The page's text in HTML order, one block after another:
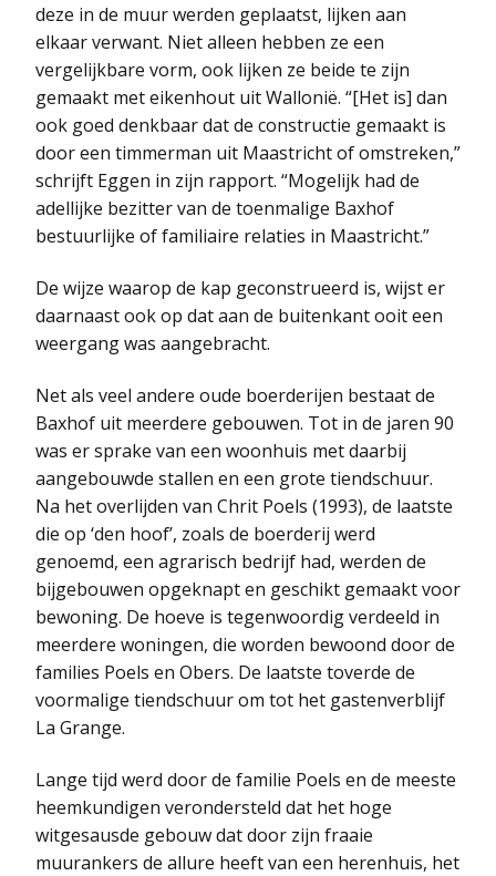
deze in de muur werden geplaatst, lijken aan
elkaar verwant. Niet alleen hebben ze een
vergelijkbare vorm, ook lijken ze beide te zijn
gemaakt met eikenhout uit Wallonië. “[Het is] dan
ook goed denkbaar dat de constructie gemaakt is
door een timmerman uit Maastricht of omstreken,”
schrijft Eggen in zijn rapport. “Mogelijk had de
adellijke bezitter van de toenmalige Baxhof
bestuurlijke of familiaire relaties in Maastricht.”
De wijze waarop de kap geconstrueerd is, wijst er
daarnaast ook op dat aan de buitenkant ooit een
weergang was aangebracht.
Net als veel andere oude boerderijen bestaat de
Baxhof uit meerdere gebouwen. Tot in de jaren 90
was er sprake van een woonhuis met daarbij
aangebouwde stallen en een grote tiendschuur.
Na het overlijden van Chrit Poels (1993), de laatste
die op ‘den hoof’, zoals de boerderij werd
genoemd, een agrarisch bedrijf had, werden de
bijgebouwen opgeknapt en geschikt gemaakt voor
bewoning. De hoeve is tegenwoordig verdeeld in
meerdere woningen, die worden bewoond door de
families Poels en Obers. De laatste toverde de
voormalige tiendschuur om tot het gastenverblijf
La Grange.
Lange tijd werd door de familie Poels en de meeste
heemkundigen verondersteld dat het hoge
witgesausde gebouw dat door zijn fraaie
muurankers de allure heeft van een herenhuis, het